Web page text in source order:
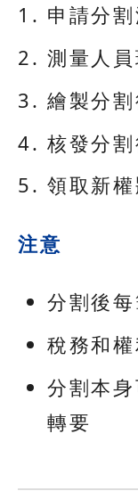
申請分
測量人
繪製分
核發分
領取新權
注意
分割後
稅務和
分割本
轉要